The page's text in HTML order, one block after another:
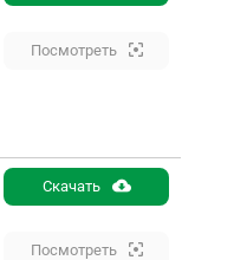
Посмотреть
Скачать
Посмотреть